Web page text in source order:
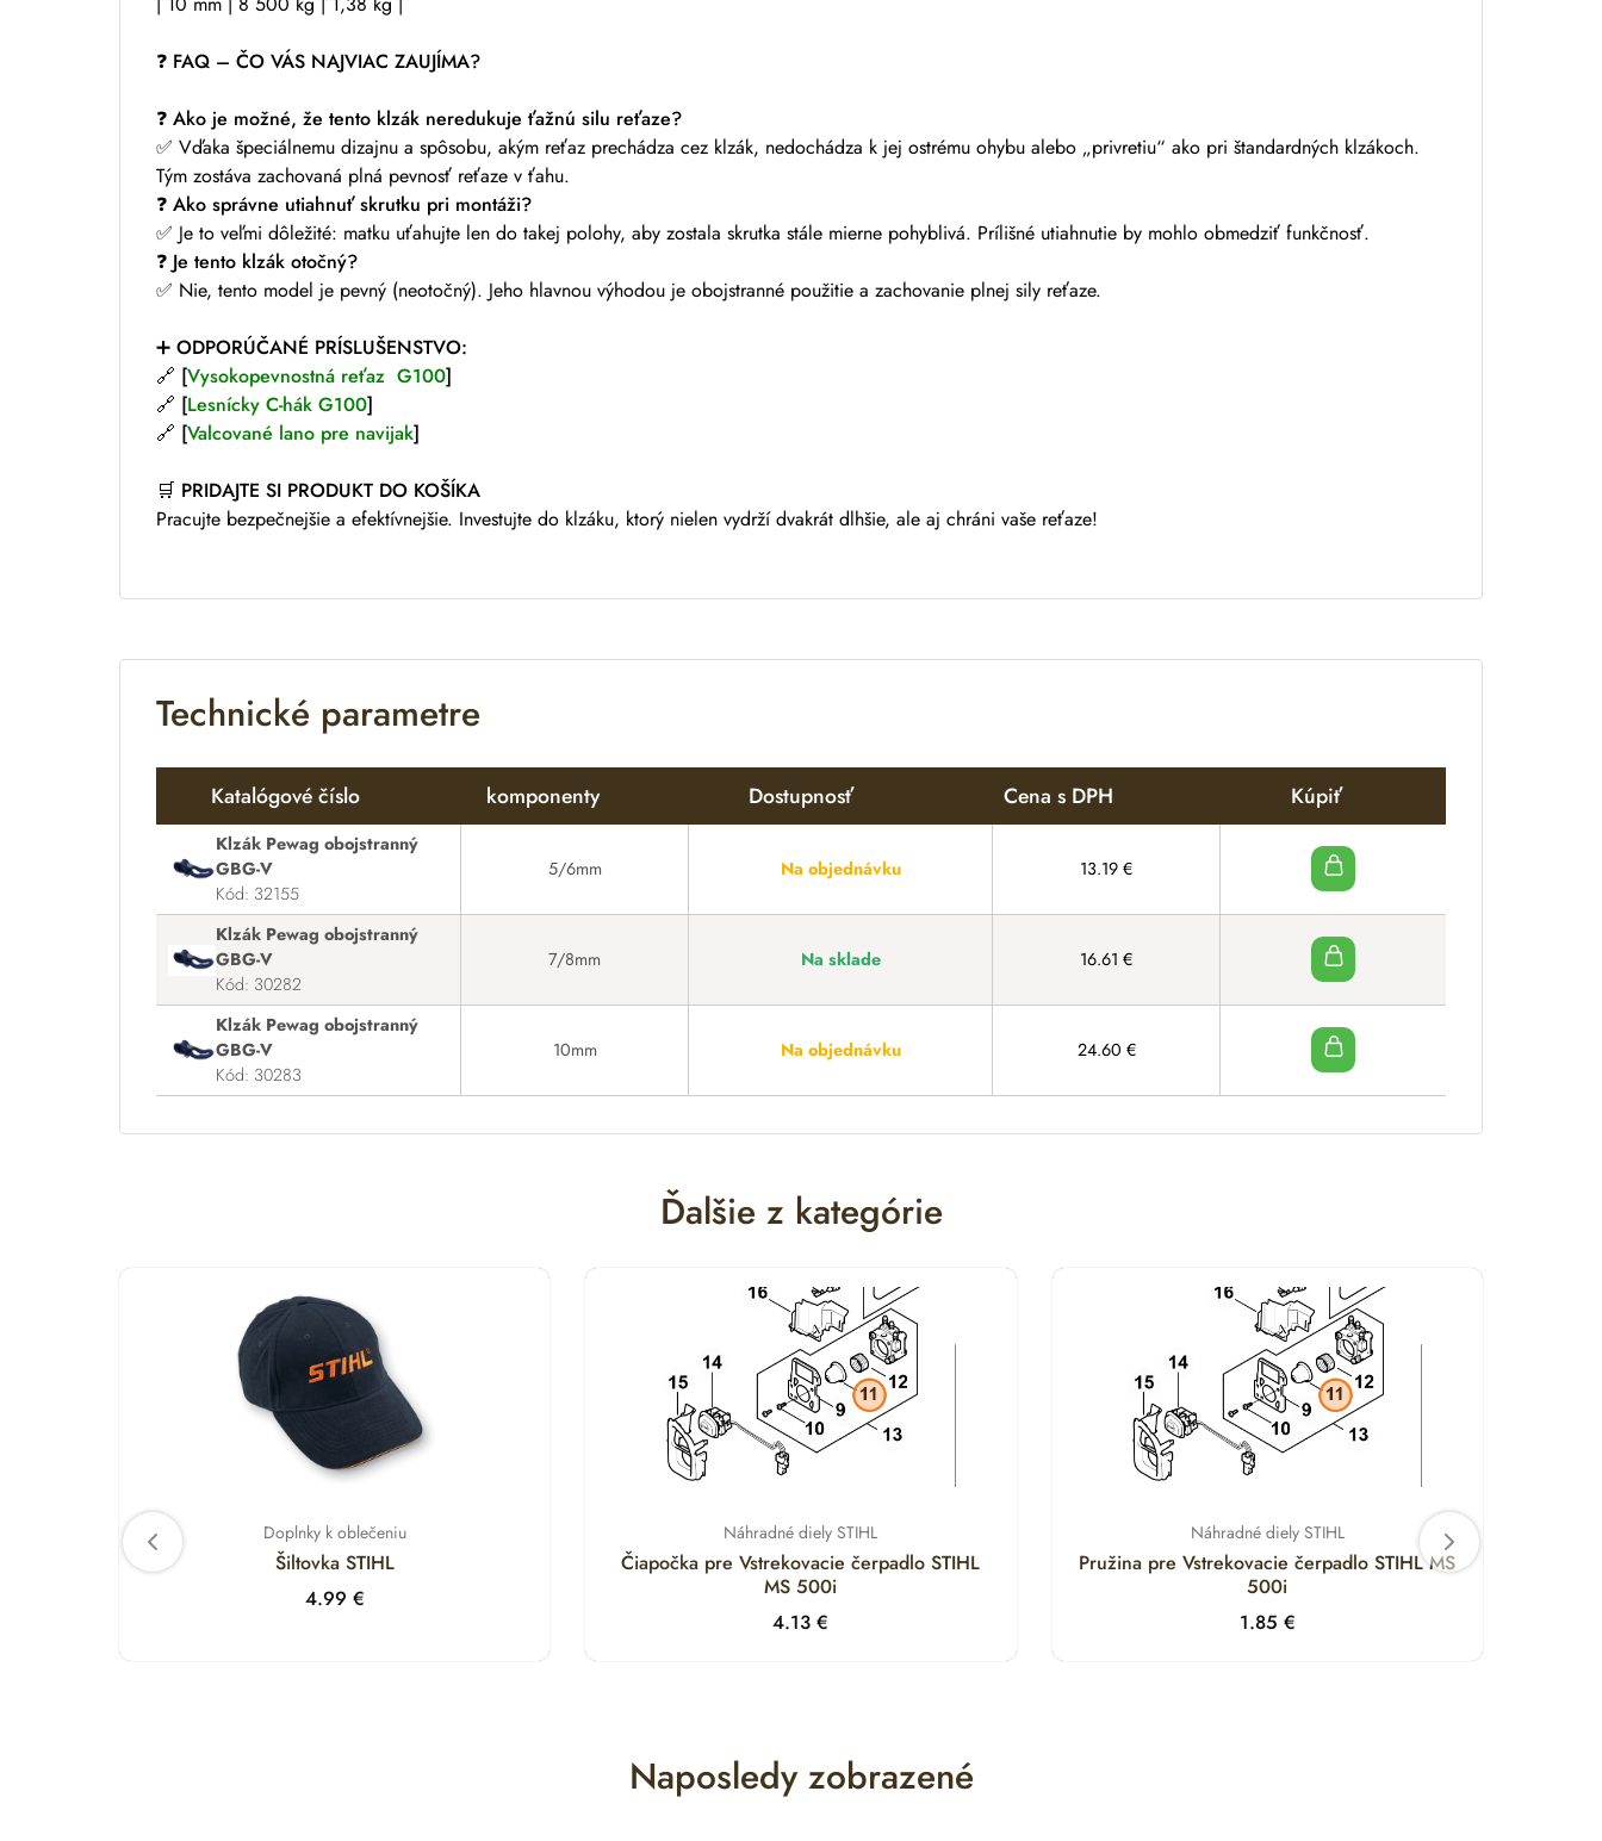
❓ FAQ – ČO VÁS NAJVIAC ZAUJÍMA?
❓ Ako je možné, že tento klzák neredukuje ťažnú silu reťaze?
✅ Vďaka špeciálnemu dizajnu a spôsobu, akým reťaz prechádza cez klzák, nedochádza k jej ostrému ohybu alebo „privretiu“ ako pri štandardných klzákoch.
Tým zostáva zachovaná plná pevnosť reťaze v ťahu.
❓ Ako správne utiahnuť skrutku pri montáži?
✅ Je to veľmi dôležité: matku uťahujte len do takej polohy, aby zostala skrutka stále mierne pohyblivá. Prílišné utiahnutie by mohlo obmedziť funkčnosť.
❓ Je tento klzák otočný?
✅ Nie, tento model je pevný (neotočný). Jeho hlavnou výhodou je obojstranné použitie a zachovanie plnej sily reťaze.
➕ ODPORÚČANÉ PRÍSLUŠENSTVO:
🔗 [Vysokopevnostná reťaz G100]
🔗 [Lesnícky C-hák G100]
🔗 [Valcované lano pre navijak]
🛒 PRIDAJTE SI PRODUKT DO KOŠÍKA
Pracujte bezpečnejšie a efektívnejšie. Investujte do klzáku, ktorý nielen vydrží dvakrát dlhšie, ale aj chráni vaše reťaze!
Technické parametre
Katalógové číslo komponenty Dostupnosť Cena s DPH Kúpiť
Klzák Pewag obojstranný
GBG-V
Kód: 32155
5/6mm Na objednávku 13.19 €
Klzák Pewag obojstranný
GBG-V
Kód: 30282
7/8mm Na sklade 16.61 €
Klzák Pewag obojstranný
GBG-V
Kód: 30283
10mm Na objednávku 24.60 €
Ďalšie z kategórie
Doplnky k oblečeniu
Šiltovka STIHL
4.99 €
Náhradné diely STIHL
Čiapočka pre Vstrekovacie čerpadlo STIHL
MS 500i
4.13€
Náhradné diely STIHL
Pružina pre Vstrekovacie čerpadlo STIHL MS
500i
1.85 €
Naposledy zobrazené